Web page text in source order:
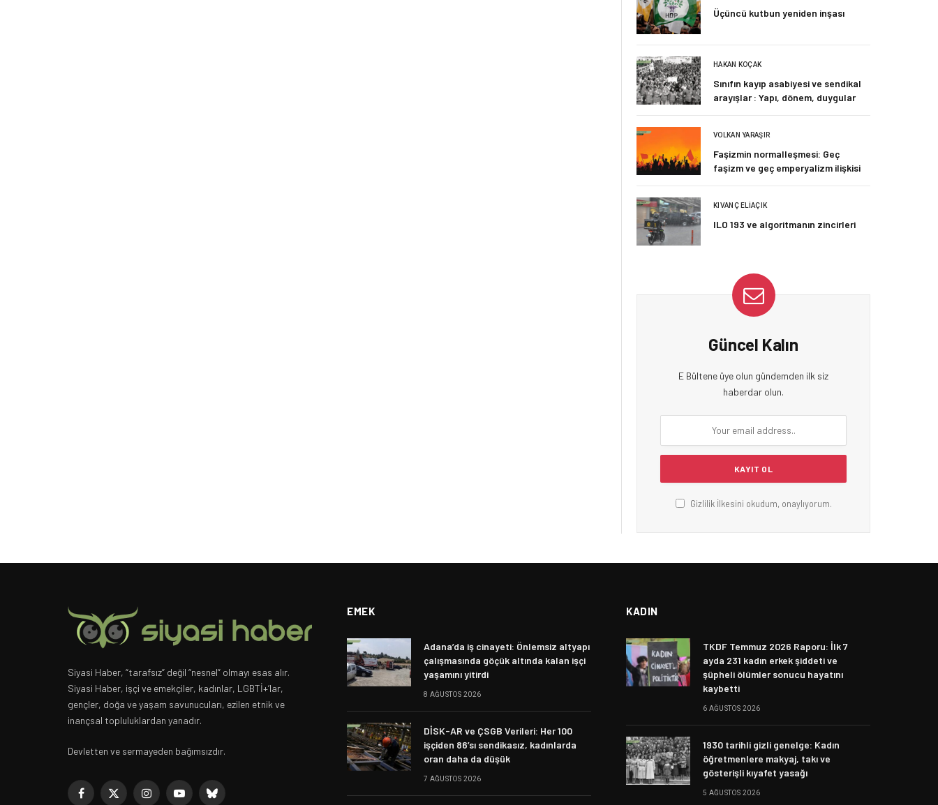
Üçüncü kutbun yeniden inşası
HAKAN KOÇAK
Sınıfın kayıp asabiyesi ve sendikal
arayışlar : Yapı, dönem, duygular
VOLKAN YARAŞIR
Faşizmin normalleşmesi: Geç
faşizm ve geç emperyalizm ilişkisi
KIVANÇ ELIAÇIK
ILO 193 ve algoritmanın zincirleri
Güncel Kalın
E Bültene üye olun gündemden ilk siz
haberdar olun.
Gizlilik İlkesini okudum, onaylıyorum.
Siyasi Haber, “tarafsız” değil “nesnel” olmayı esas alır.
Siyasi Haber, işçi ve emekçiler, kadınlar, LGBTİ+’lar,
gençler, doğa ve yaşam savunucuları, ezilen etnik ve
inançsal topluluklardan yanadır.
Devletten ve sermayeden bağımsızdır.
Facebook
X InstagramYouTubeBluesky
EMEK
Adana’da iş cinayeti: Önlemsiz altyapı
çalışmasında göçük altında kalan işçi
yaşamını yitirdi
8 AĞUSTOS 2026
DİSK-AR ve ÇSGB Verileri: Her 100
işçiden 86’sı sendikasız, kadınlarda
oran daha da düşük
7 AĞUSTOS 2026
KADIN
TKDF Temmuz 2026 Raporu: İlk 7
ayda 231 kadın erkek şiddeti ve
şüpheli ölümler sonucu hayatını
kaybetti
6 AĞUSTOS 2026
1930 tarihli gizli genelge: Kadın
öğretmenlere makyaj, takı ve
gösterişli kıyafet yasağı
5 AĞUSTOS 2026